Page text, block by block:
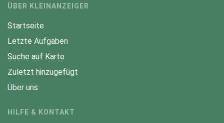
ÜBER KLEINANZEIGER
Startseite
Letzte Aufgaben
Suche auf Karte
Zuletzt hinzugefügt
Über uns
HILFE & KONTAKT